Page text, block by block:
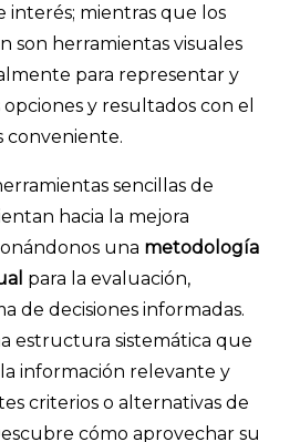
interés; mientras que los
son herramientas visuales
para representar y
y resultados con el
conveniente.
sencillas de
hacia la mejora
una metodología
para la evaluación,
de decisiones informadas.
estructura sistemática que
información relevante y
criterios o alternativas de
cómo aprovechar su